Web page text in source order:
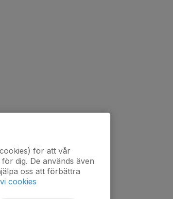
för att vår
dig. De används även
oss att förbättra
cookies